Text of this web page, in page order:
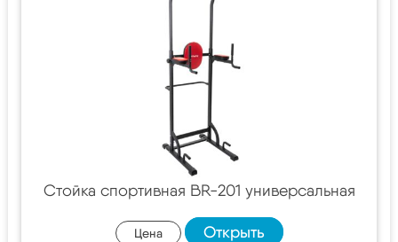
Стойка спортивная BR-201 универсальная
Цена Открыть